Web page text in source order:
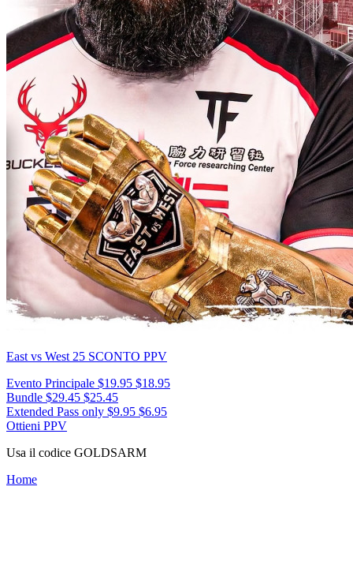
East vs West 25 SCONTO PPV
Evento Principale $19.95 $18.95
Bundle $29.45 $25.45
Extended Pass only $9.95 $6.95
Ottieni PPV
Usa il codice GOLDSARM
Home